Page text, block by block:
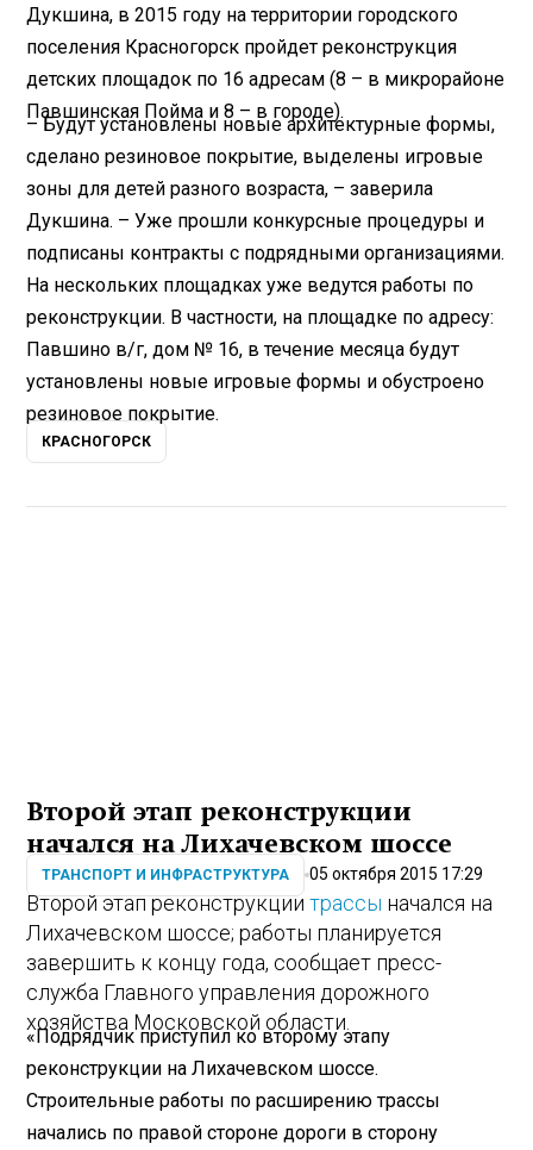
Дукшина, в 2015 году на территории городского
поселения Красногорск пройдет реконструкция
детских площадок по 16 адресам (8 – в микрорайоне
Павшинская Пойма и 8 – в городе).
– Будут установлены новые архитектурные формы,
сделано резиновое покрытие, выделены игровые
зоны для детей разного возраста, – заверила
Дукшина. – Уже прошли конкурсные процедуры и
подписаны контракты с подрядными организациями.
На нескольких площадках уже ведутся работы по
реконструкции. В частности, на площадке по адресу:
Павшино в/г, дом № 16, в течение месяца будут
установлены новые игровые формы и обустроено
резиновое покрытие.
КРАСНОГОРСК
Второй этап реконструкции
начался на Лихачевском шоссе
ТРАНСПОРТ И ИНФРАСТРУКТУРА 05 октября 2015 17:29
Второй этап реконструкциитрассы начался на
Лихачевском шоссе; работы планируется
завершить к концу года, сообщает пресс-
служба Главного управления дорожного
хозяйства Московской области.
«Подрядчик приступил ко второму этапу
реконструкции на Лихачевском шоссе.
Строительные работы по расширению трассы
начались по правой стороне дороги в сторону